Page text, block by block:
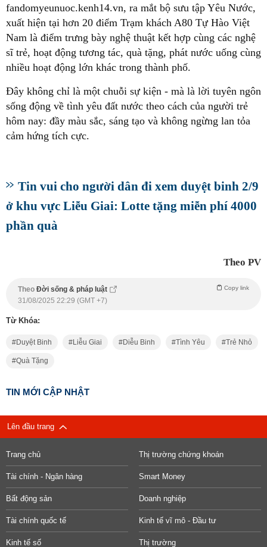
fandomyeunuoc.kenh14.vn, ra mắt bộ sưu tập Yêu Nước,
xuất hiện tại hơn 20 điểm Trạm khách A80 Tự Hào Việt
Nam là điểm trưng bày nghệ thuật kết hợp cùng các nghệ
sĩ trẻ, hoạt động tương tác, quà tặng, phát nước uống cùng
nhiều hoạt động lớn khác trong thành phố.
Đây không chỉ là một chuỗi sự kiện - mà là lời tuyên ngôn
sống động về tình yêu đất nước theo cách của người trẻ
hôm nay: đầy màu sắc, sáng tạo và không ngừng lan tỏa
cảm hứng tích cực.
Tin vui cho người dân đi xem duyệt binh 2/9
ở khu vực Liễu Giai: Lotte tặng miễn phí 4000
phần quà
Theo PV
Theo Đời sống & pháp luật Copy link
31/08/2025 22:29 (GMT +7)
Từ Khóa:
Duyệt Binh Liễu Giai Diễu Binh Tình Yêu Trẻ Nhỏ
Quà Tặng
TIN MỚI CẬP NHẬT
Lên đầu trang
Trang chủ Thị trường chứng khoán
Tài chính - Ngân hàng Smart Money
Bất động sản Doanh nghiệp
Tài chính quốc tế Kinh tế vĩ mô - Đầu tư
Kinh tế số Thị trường